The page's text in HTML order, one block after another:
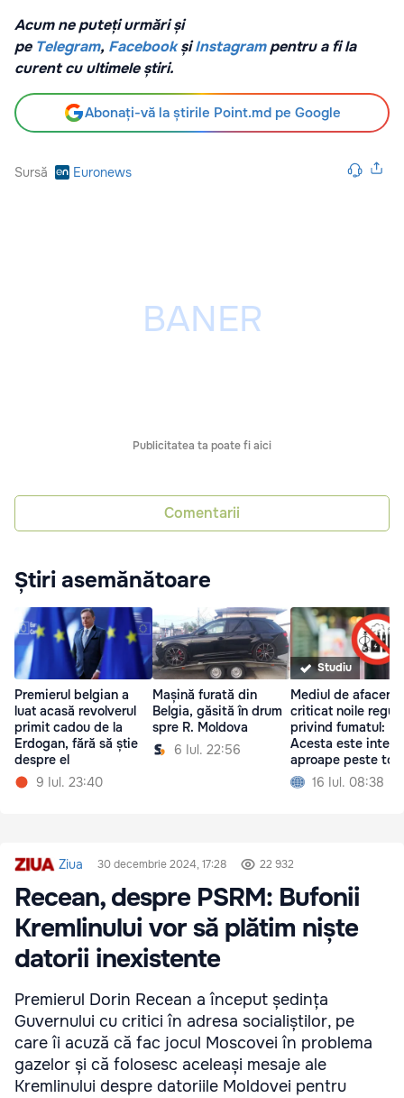
Acum ne puteți urmări și
pe Telegram, FacebookșiInstagrampentru a fi la
curent cu ultimele știri.
Abonați-vă la știrile Point.md pe Google
Sursă Euronews
Publicitatea ta poate fi aici
Comentarii
Știri asemănătoare
Premierul belgian a
luat acasă revolverul
primit cadou de la
Erdogan, fără să știe
despre el
9 Iul. 23:40
Mașină furată din
Belgia, găsită în drum
spre R. Moldova
6 Iul. 22:56
Studiu
Mediul de afaceri a
criticat noile reguli
privind fumatul:
Acesta este
aproape peste tot
16 Iul. 08:38
Ziua 30 decembrie 2024, 17:28 22 932
Recean, despre PSRM: Bufonii
Kremlinului vor să plătim niște
datorii inexistente
Premierul Dorin Recean a început ședința
Guvernului cu critici în adresa socialiștilor, pe
care îi acuză că fac jocul Moscovei în problema
gazelor și că folosesc aceleași mesaje ale
Kremlinului despre datoriile Moldovei pentru